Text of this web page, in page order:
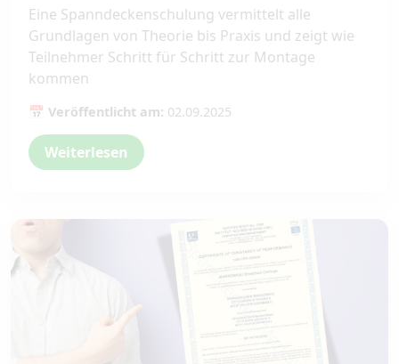
Eine Spanndeckenschulung vermittelt alle
Grundlagen von Theorie bis Praxis und zeigt wie
Teilnehmer Schritt für Schritt zur Montage
kommen
📅 Veröffentlicht am: 02.09.2025
Weiterlesen